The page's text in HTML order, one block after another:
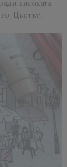
високата
Цветът,